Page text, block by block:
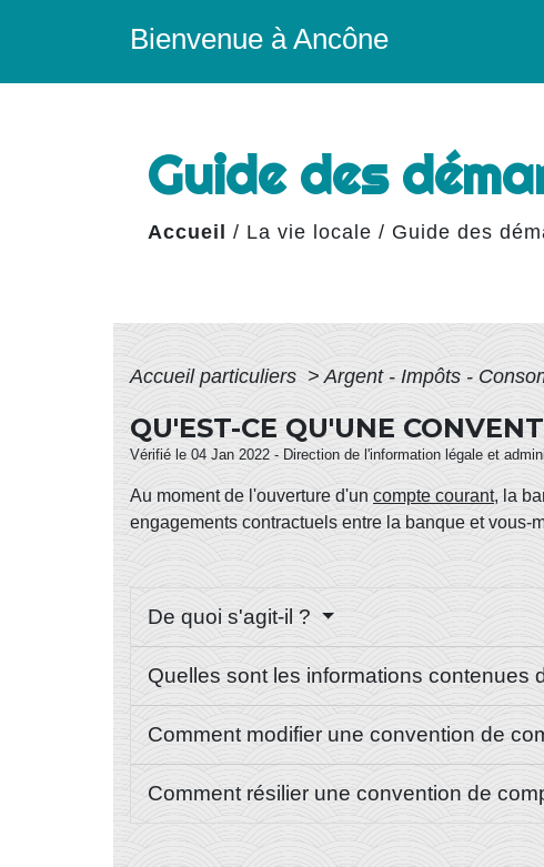
Bienvenue à Ancône
Guide des
Accueil / La vie locale / Guide des
Accueil particuliers > Argent - Impôts -
QU'EST-CE QU'UNE
Vérifié le 04 Jan 2022 - Direction de l'information légale et
Au moment de l'ouverture d'un compte courant, la
engagements contractuels entre la banque et vous-
De quoi s'agit-il ?
Quelles sont les informations contenues
Comment modifier une convention de
Comment résilier une convention de